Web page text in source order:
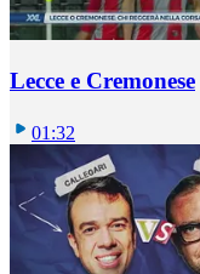
Lecce e Cremonese
01:32